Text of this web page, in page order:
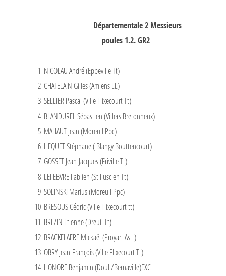
Départementale 2 Messieurs
poules 1.2. GR2
1 NICOLAU André (Eppeville Tt)
2 CHATELAIN Gilles (Amiens LL)
3 SELLIER Pascal (Ville Flixecourt Tt)
4 BLANDUREL Sébastien (Villers Bretonneux)
5 MAHAUT Jean (Moreuil Ppc)
6 HEQUET Stéphane ( Blangy Bouttencourt)
7 GOSSET Jean-Jacques (Friville Tt)
8 LEFEBVRE Fab ien (St Fuscien Tt)
9 SOLINSKI Marius (Moreuil Ppc)
10 BRESOUS Cédric (Ville Flixecourt tt)
11 BREZIN Etienne (Dreuil Tt)
12 BRACKELAERE Mickaël (Proyart Astt)
13 OBRY Jean-François (Ville Flixecourt Tt)
14 HONORE Benjamin (Doull/Bernaville)EXC